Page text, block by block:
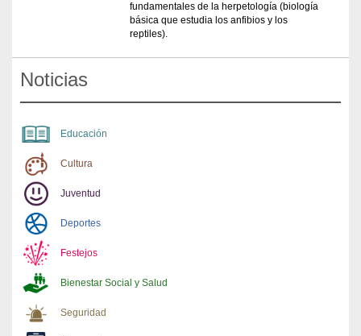
fundamentales de la herpetología (biología
básica que estudia los anfibios y los
reptiles).
Noticias
Educación
Cultura
Juventud
Deportes
Festejos
Bienestar Social y Salud
Seguridad